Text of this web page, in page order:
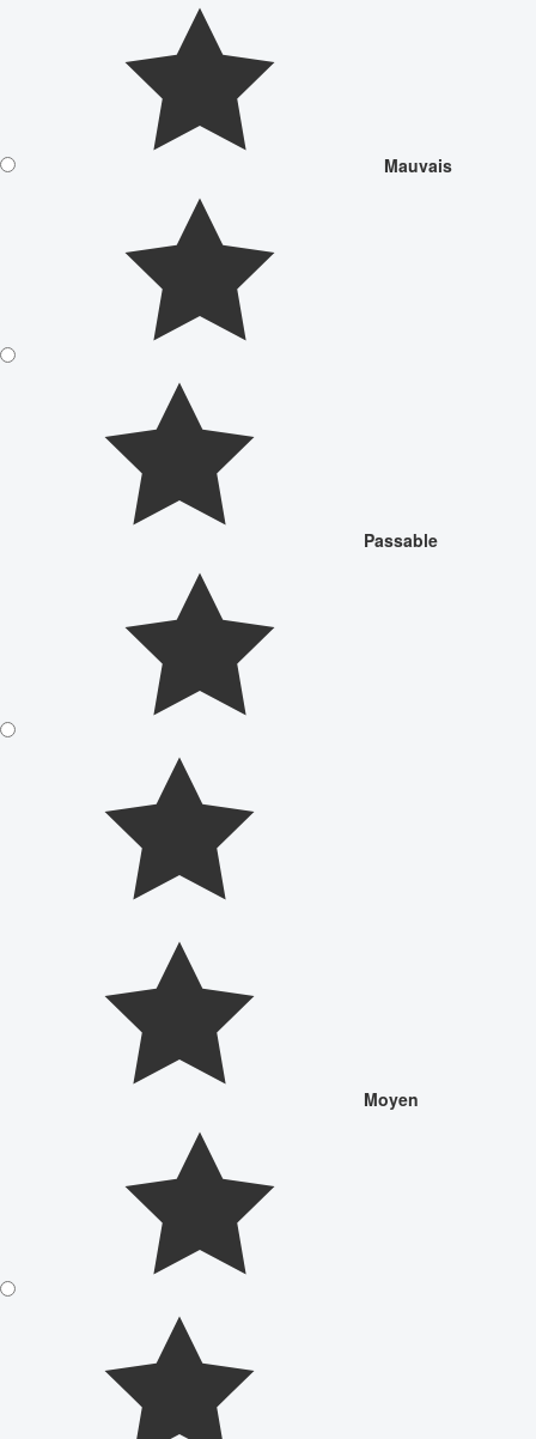
Mauvais
Passable
Moyen